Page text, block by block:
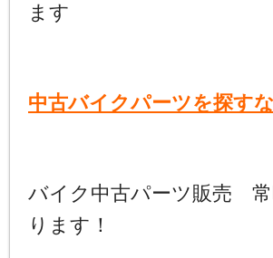
ます
中古バイクパーツを探す
バイク中古パーツ販売
ります！